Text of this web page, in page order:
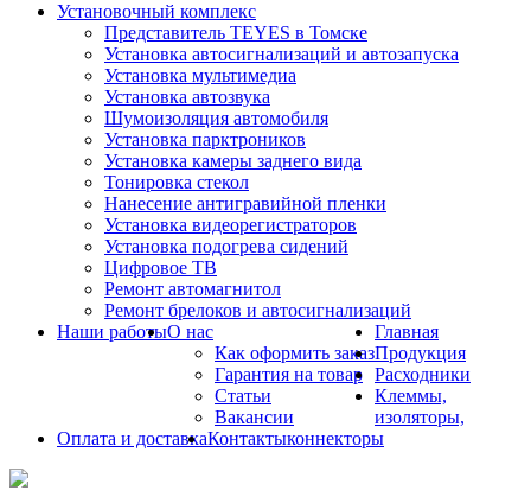
Установочный комплекс
Представитель TEYES в Томске
Установка автосигнализаций и автозапуска
Установка мультимедиа
Установка автозвука
Шумоизоляция автомобиля
Установка парктроников
Установка камеры заднего вида
Тонировка стекол
Нанесение антигравийной пленки
Установка видеорегистраторов
Установка подогрева сидений
Цифровое ТВ
Ремонт автомагнитол
Ремонт брелоков и автосигнализаций
Наши работыО нас
Как оформить заказ
Гарантия на товар
Статьи
Вакансии
Оплата и доставкаКонтакты
Главная
Продукция
Расходники
Клеммы,
изоляторы,
коннекторы